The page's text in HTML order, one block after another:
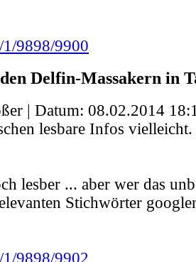
9898/9900
Delfin-Massakern in
| Datum: 08.02.2014
lesbare Infos vielleicht.
lesber ... aber wer das
Stichwörter
9898/9902